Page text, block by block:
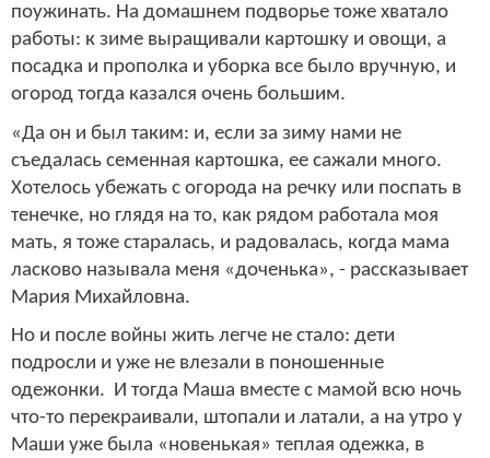
поужинать. На домашнем подворье тоже хватало
работы: к зиме выращивали картошку и овощи, а
посадка и прополка и уборка все было вручную, и
огород тогда казался очень большим.
«Да он и был таким: и, если за зиму нами не
съедалась семенная картошка, ее сажали много.
Хотелось убежать с огорода на речку или поспать в
тенечке, но глядя на то, как рядом работала моя
мать, я тоже старалась, и радовалась, когда мама
ласково называла меня «доченька», - рассказывает
Мария Михайловна.
Но и после войны жить легче не стало: дети
подросли и уже не влезали в поношенные
одежонки. И тогда Маша вместе с мамой всю ночь
что-то перекраивали, штопали и латали, а на утро у
Маши уже была «новенькая» теплая одежка, в